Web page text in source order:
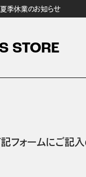
季休業のお知らせ
STORE
フォームにご記入